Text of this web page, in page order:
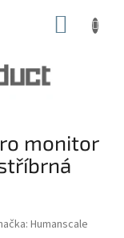
monitor
Humanscale